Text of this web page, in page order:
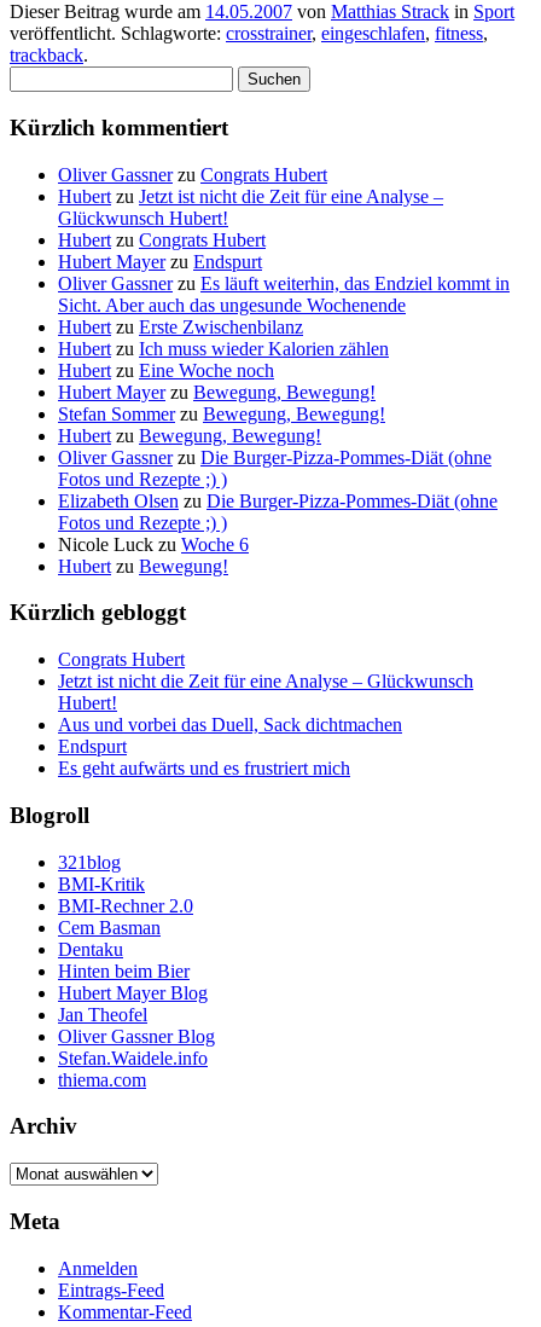
Dieser Beitrag wurde am 14.05.2007 von Matthias Strack in Sport
veröffentlicht. Schlagworte: crosstrainer, eingeschlafen, fitness,
trackback.
nach:
Kürzlich kommentiert
Oliver Gassnerzu Congrats Hubert
Hubert zu Jetzt ist nicht die Zeit für eine Analyse –
Glückwunsch Hubert!
Hubert zu Congrats Hubert
Hubert Mayerzu Endspurt
Oliver Gassnerzu Es läuft weiterhin, das Endziel kommt in
Sicht. Aber auch das ungesunde Wochenende
Hubert zu Erste Zwischenbilanz
Hubert zu Ich muss wieder Kalorien zählen
Hubert zu Eine Woche noch
Hubert Mayerzu Bewegung, Bewegung!
Stefan Sommerzu Bewegung, Bewegung!
Hubert zu Bewegung, Bewegung!
Oliver Gassnerzu Die Burger-Pizza-Pommes-Diät (ohne
Fotos und Rezepte ;) )
Elizabeth Olsen zu Die Burger-Pizza-Pommes-Diät (ohne
Fotos und Rezepte ;) )
Nicole Luck zu Woche 6
Hubert zu Bewegung!
Kürzlich gebloggt
Congrats Hubert
Jetzt ist nicht die Zeit für eine Analyse – Glückwunsch
Hubert!
Aus und vorbei das Duell, Sack dichtmachen
Endspurt
Es geht aufwärts und es frustriert mich
Blogroll
321blog
BMI-Kritik
BMI-Rechner 2.0
Cem Basman
Dentaku
Hinten beim Bier
Hubert Mayer Blog
Jan Theofel
Oliver Gassner Blog
Stefan.Waidele.info
thiema.com
Archiv
Archiv
Meta
Anmelden
Eintrags-Feed
Kommentar-Feed